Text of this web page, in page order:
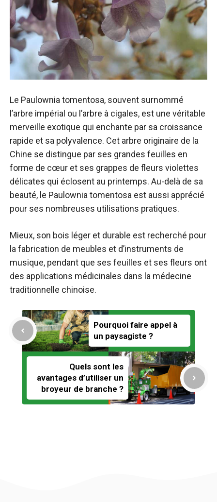
Le Paulownia tomentosa, souvent surnommé
l’arbre impérial ou l’arbre à cigales, est une véritable
merveille exotique qui enchante par sa croissance
rapide et sa polyvalence. Cet arbre originaire de la
Chine se distingue par ses grandes feuilles en
forme de cœur et ses grappes de fleurs violettes
délicates qui éclosent au printemps. Au-delà de sa
beauté, le Paulownia tomentosa est aussi apprécié
pour ses nombreuses utilisations pratiques.
Mieux, son bois léger et durable est recherché pour
la fabrication de meubles et d’instruments de
musique, pendant que ses feuilles et ses fleurs ont
des applications médicinales dans la médecine
traditionnelle chinoise.
Pourquoi faire appel à
un paysagiste ?
Quels sont les
avantages d’utiliser un
broyeur de branche ?